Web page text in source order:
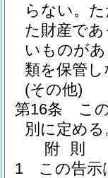
らない。
た財産で
いものが
類を保管
(その他)
第16条
こ
別に定める
附 則
1
この告示